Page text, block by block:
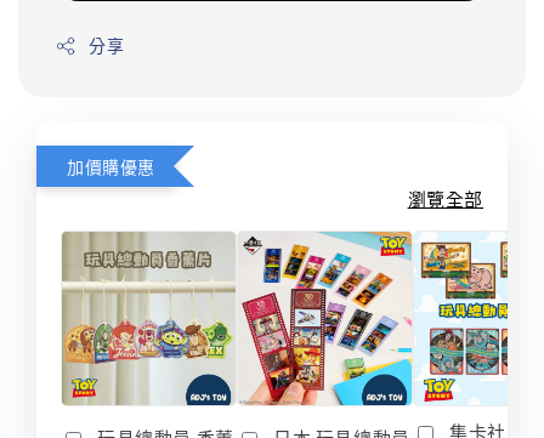
分享
加價購優惠
瀏覽全部
集卡社 玩